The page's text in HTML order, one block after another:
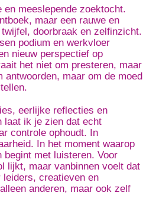
en meeslepende zoektocht.
maar een rauwe en
doorbraak en zelfinzicht.
podium en werkvloer
nieuw perspectief op
het niet om presteren, maar
antwoorden, maar om de moed
eerlijke reflecties en
laat ik je zien dat echt
controle ophoudt. In
In het moment waarop
begint met luisteren. Voor
lijkt, maar vanbinnen voelt dat
leiders, creatieven en
anderen, maar ook zelf